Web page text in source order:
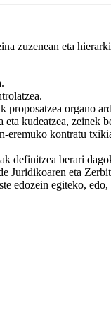
zuzenean eta
proposatzea organo
kudeatzea, zeinek
eremuko kontratu
definitzea berari
Juridikoaren eta
edozein egiteko,